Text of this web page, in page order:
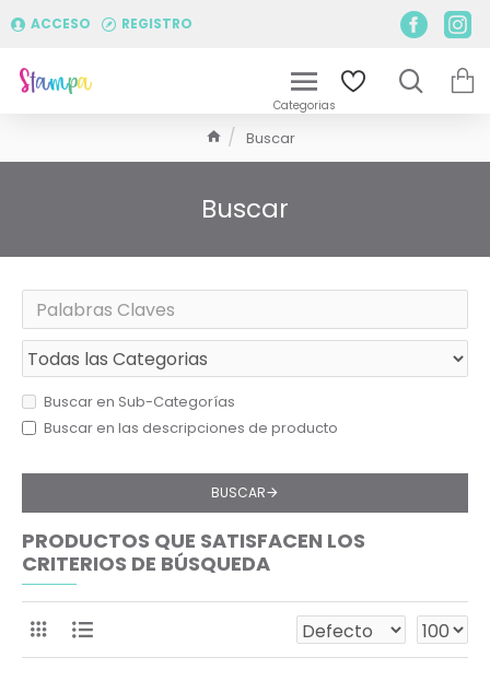
ACCESO REGISTRO
Buscar
Buscar
Buscar en Sub-Categorías
Buscar en las descripciones de producto
BUSCAR
PRODUCTOS QUE SATISFACEN LOS
CRITERIOS DE BÚSQUEDA